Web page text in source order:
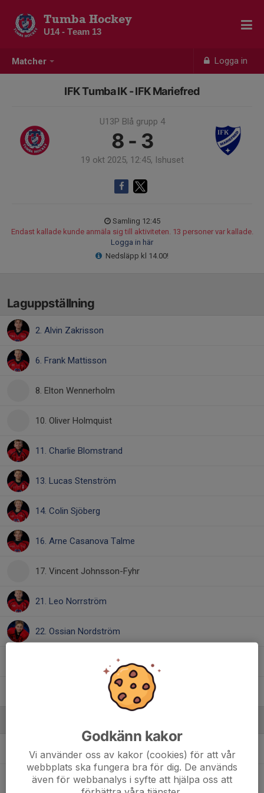
Matcher Logga in
Tumba Hockey
U14 - Team 13
IFK Tumba IK - IFK Mariefred
U13P Blå grupp 4
8 - 3
19 okt 2025, 12:45, Ishuset
Samling 12:45
Endast kallade kunde anmäla sig till aktiviteten. 13 personer var kallade.
Logga in här
Nedsläpp kl 14.00!
Laguppställning
2. Alvin Zakrisson
6. Frank Mattisson
8. Elton Wennerholm
10. Oliver Holmquist
11. Charlie Blomstrand
13. Lucas Stenström
14. Colin Sjöberg
16. Arne Casanova Talme
17. Vincent Johnsson-Fyhr
21. Leo Norrström
22. Ossian Nordström
, U15 - Team 12
30. Alexander Karlström
Axel Mattisson Materialare
Kristoffer JyväläTränare
Godkänn kakor
Vi använder oss av kakor (cookies) för att vår
webbplats ska fungera bra för dig. De används
även för webbanalys i syfte att hjälpa oss att